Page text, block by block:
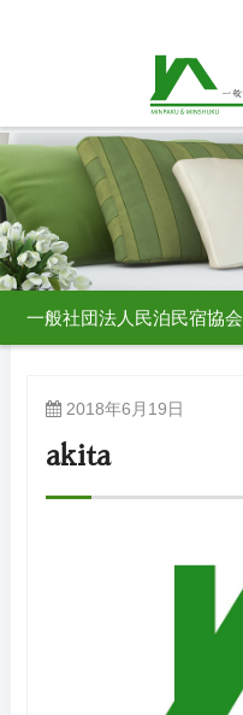
一般社団法人民泊民宿協会
2018年6月19日
akita